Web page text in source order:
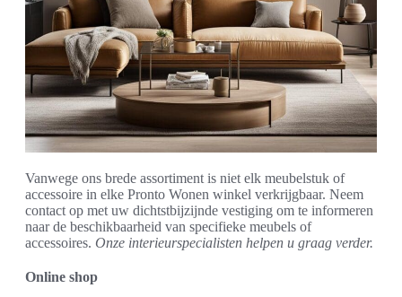
Vanwege ons brede assortiment is niet elk meubelstuk of
accessoire in elke Pronto Wonen winkel verkrijgbaar. Neem
contact op met uw dichtstbijzijnde vestiging om te informeren
naar de beschikbaarheid van specifieke meubels of
accessoires. Onze interieurspecialisten helpen u graag verder.
Online shop